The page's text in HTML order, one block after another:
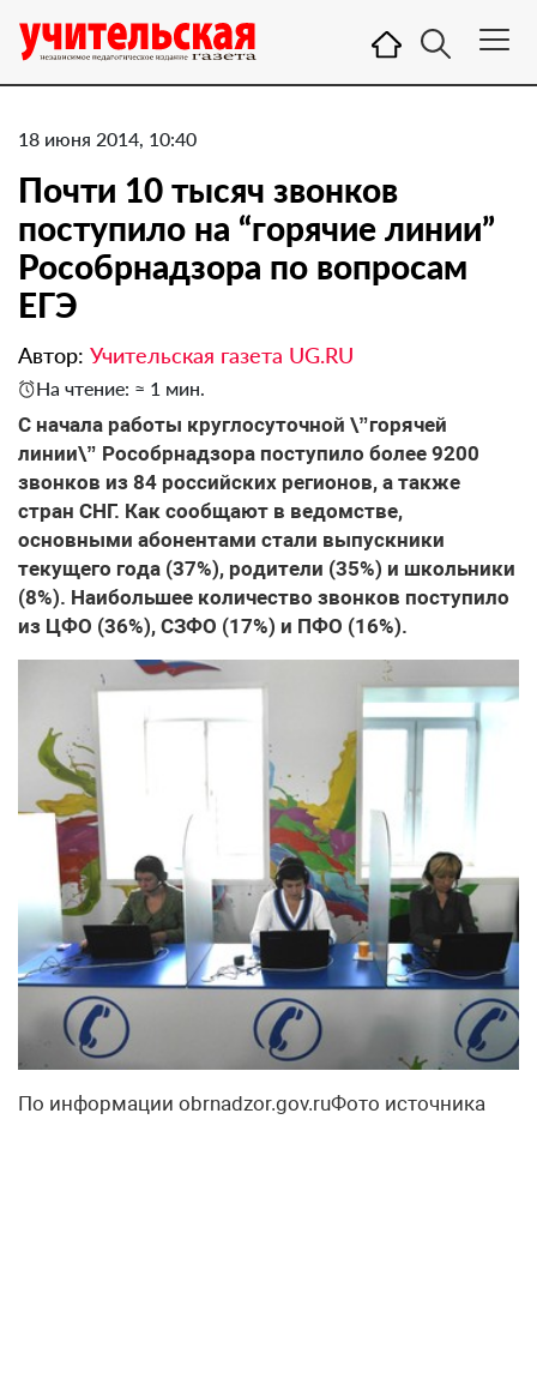
18 июня 2014, 10:40
Почти 10 тысяч звонков
поступило на “горячие линии”
Рособрнадзора по вопросам
ЕГЭ
Автор: Учительская газета UG.RU
На чтение: ≈ 1 мин.
С начала работы круглосуточной \”горячей
линии\” Рособрнадзора поступило более 9200
звонков из 84 российских регионов, а также
стран СНГ. Как сообщают в ведомстве,
основными абонентами стали выпускники
текущего года (37%), родители (35%) и школьники
(8%). Наибольшее количество звонков поступило
из ЦФО (36%), СЗФО (17%) и ПФО (16%).
По информации obrnadzor.gov.ruФото источника